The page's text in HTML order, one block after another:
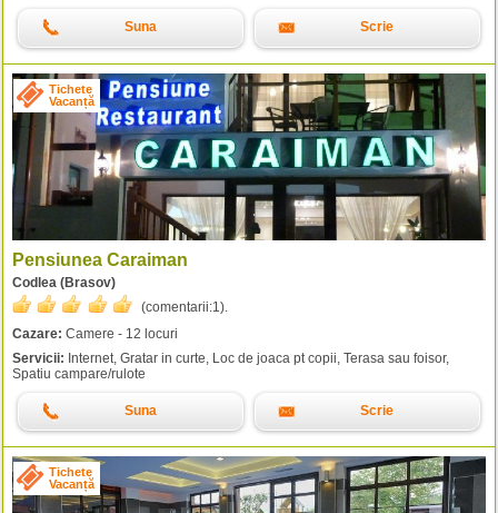
Suna Scrie
Tichete
Vacanță
Pensiunea Caraiman
Codlea (Brasov)
(comentarii:1 ).
Cazare: Camere - 12 locuri
Servicii: Internet, Gratar in curte, Loc de joaca pt copii, Terasa sau foisor,
Spatiu campare/rulote
Suna Scrie
Tichete
Vacanță